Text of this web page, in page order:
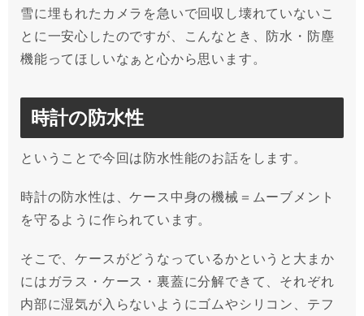
雪に埋もれたカメラを急いで回収し壊れていないこ
とに一安心したのですが、こんなとき、防水・防塵
機能ってほしいなぁと心から思います。
時計の防水性
ということで今回は防水性能のお話をします。
時計の防水性は、ケース中身の機械＝ムーブメント
を守るように作られています。
そこで、ケースがどうなっているかというと大まか
にはガラス・ケース・裏蓋に分解できて、それぞれ
内部に湿気が入らないようにゴムやシリコン、テフ